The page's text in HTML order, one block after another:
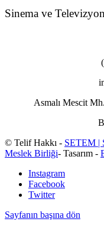
Sinema ve
Asmalı Mescit
© Telif Hakkı - SETEM |
Meslek Birliği- Tasarım -
Instagram
Facebook
Twitter
Sayfanın başına dön